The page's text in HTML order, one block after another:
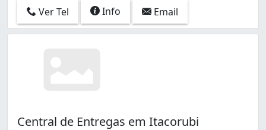
Ver Tel Info Email
Central de Entregas em Itacorubi